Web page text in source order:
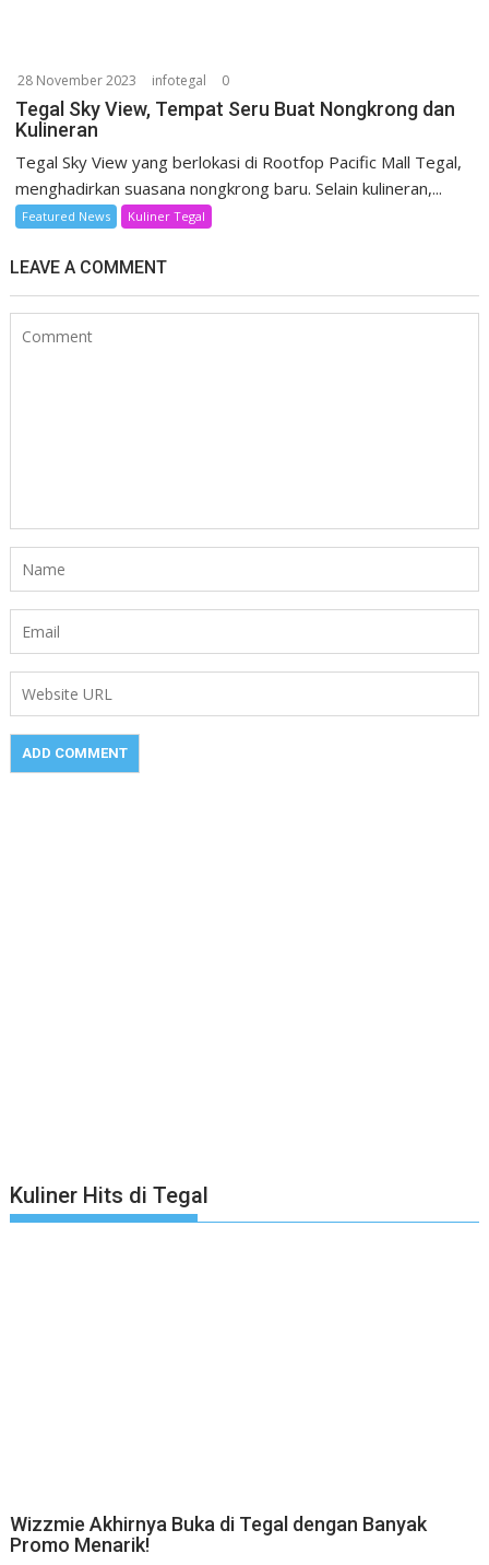
28 November 2023 infotegal 0
Tegal Sky View, Tempat Seru Buat Nongkrong dan
Kulineran
Tegal Sky View yang berlokasi di Rootfop Pacific Mall Tegal,
menghadirkan suasana nongkrong baru. Selain kulineran,...
Featured News Kuliner Tegal
LEAVE A COMMENT
Kuliner Hits di Tegal
Wizzmie Akhirnya Buka di Tegal dengan Banyak
Promo Menarik!